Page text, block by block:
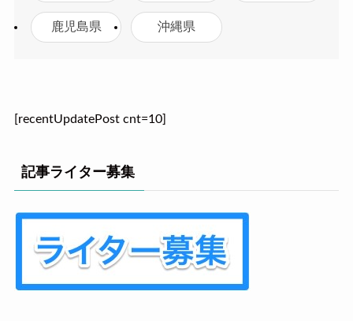
鹿児島県 沖縄県
[recentUpdatePost cnt=10]
記事ライター募集